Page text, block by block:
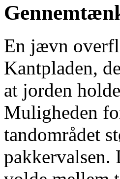
En jævn
Kantpladen,
at jorden
Muligheden
tandområdet
pakkervalsen.